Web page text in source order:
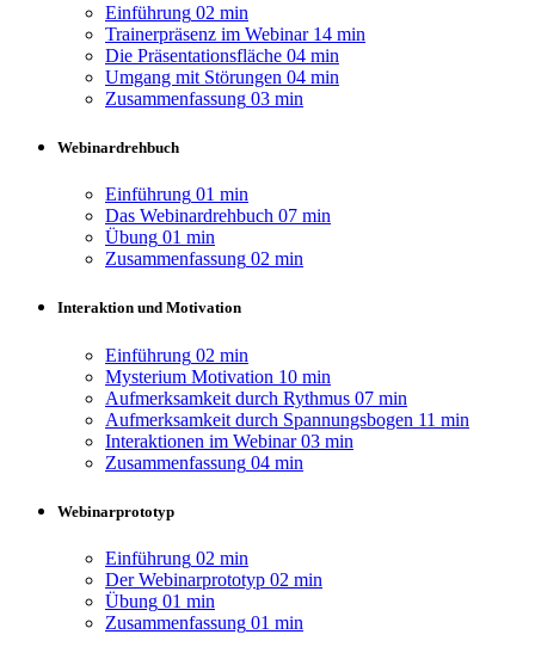
Einführung 02 min
Trainerpräsenz im Webinar 14 min
Die Präsentationsfläche 04 min
Umgang mit Störungen 04 min
Zusammenfassung 03 min
Webinardrehbuch
Einführung 01 min
Das Webinardrehbuch 07 min
Übung 01 min
Zusammenfassung 02 min
Interaktion und Motivation
Einführung 02 min
Mysterium Motivation 10 min
Aufmerksamkeit durch Rythmus 07 min
Aufmerksamkeit durch Spannungsbogen 11 min
Interaktionen im Webinar 03 min
Zusammenfassung 04 min
Webinarprototyp
Einführung 02 min
Der Webinarprototyp 02 min
Übung 01 min
Zusammenfassung 01 min